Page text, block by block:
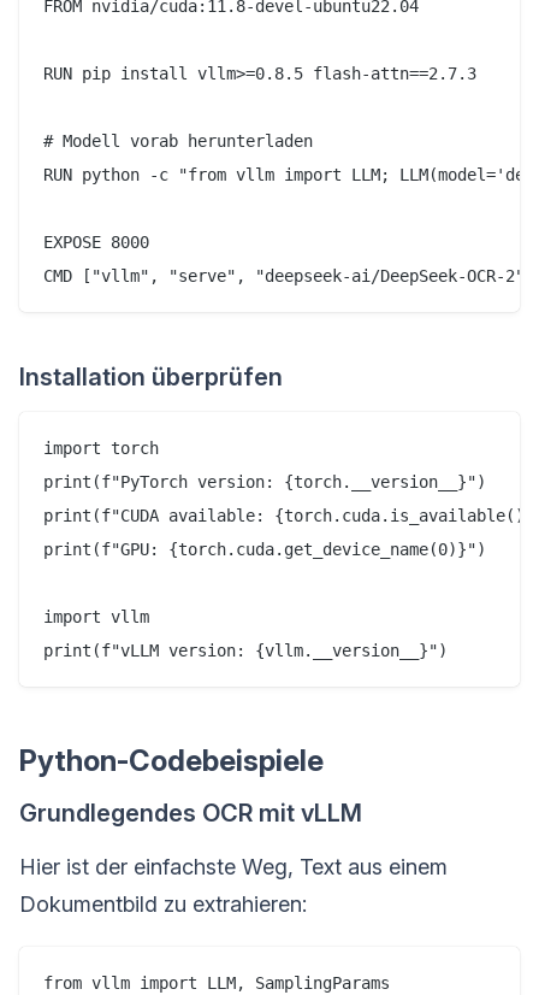
FROM nvidia/cuda:11.8-devel-ubuntu22.04
RUN pip install vllm>=0.8.5 flash-attn==2.7.3
# Modell vorab herunterladen
RUN python -c "from vllm import LLM;
EXPOSE 8000
Installation überprüfen
import torch
print(f"PyTorch version: {torch.__version__}")
print(f"CUDA available:
print(f"GPU: {torch.cuda.get_device_name(0)}")
import vllm
Python-Codebeispiele
Grundlegendes OCR mit vLLM
Hier ist der einfachste Weg, Text aus einem
Dokumentbild zu extrahieren:
from vllm import LLM, SamplingParams